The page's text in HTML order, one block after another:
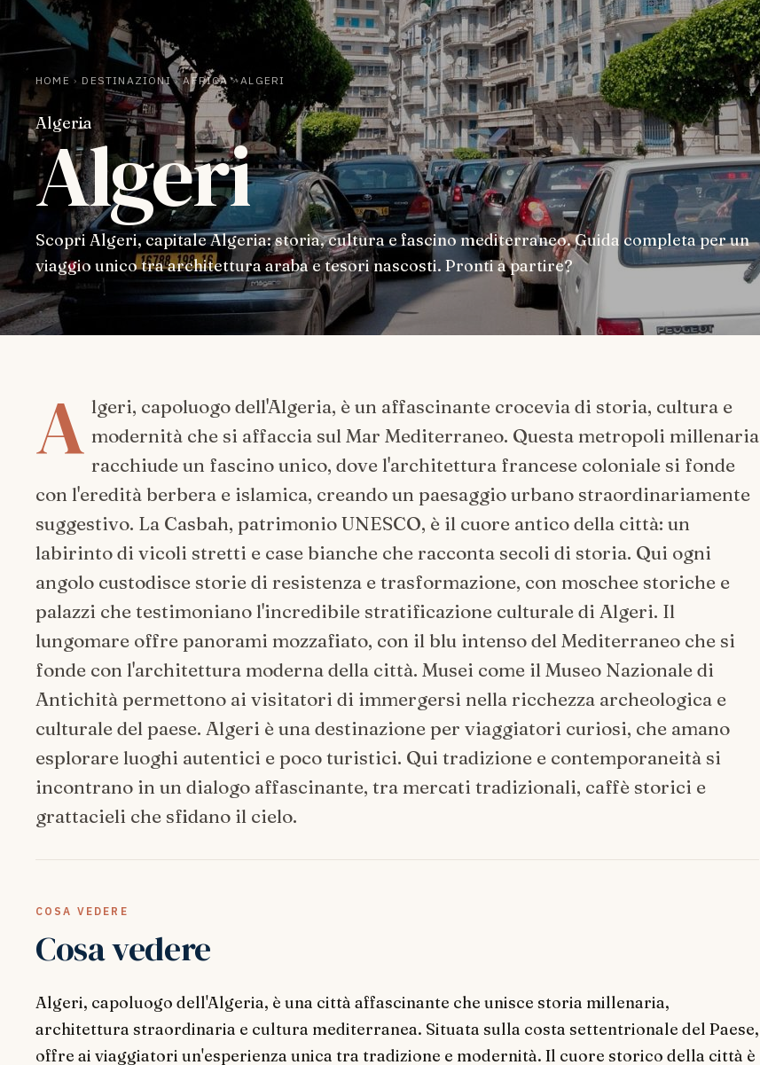
HOME › DESTINAZIONI › AFRICA › ALGERI
Algeria
Algeri
Scopri Algeri, capitale Algeria: storia, cultura e fascino mediterraneo. Guida completa per un
viaggio unico tra architettura araba e tesori nascosti. Pronti a partire?
A lgeri, capoluogo dell'Algeria, è un affascinante crocevia di storia, cultura e
modernità che si affaccia sul Mar Mediterraneo. Questa metropoli millenaria
racchiude un fascino unico, dove l'architettura francese coloniale si fonde
con l'eredità berbera e islamica, creando un paesaggio urbano straordinariamente
suggestivo. La Casbah, patrimonio UNESCO, è il cuore antico della città: un
labirinto di vicoli stretti e case bianche che racconta secoli di storia. Qui ogni
angolo custodisce storie di resistenza e trasformazione, con moschee storiche e
palazzi che testimoniano l'incredibile stratificazione culturale di Algeri. Il
lungomare offre panorami mozzafiato, con il blu intenso del Mediterraneo che si
fonde con l'architettura moderna della città. Musei come il Museo Nazionale di
Antichità permettono ai visitatori di immergersi nella ricchezza archeologica e
culturale del paese. Algeri è una destinazione per viaggiatori curiosi, che amano
esplorare luoghi autentici e poco turistici. Qui tradizione e contemporaneità si
incontrano in un dialogo affascinante, tra mercati tradizionali, caffè storici e
grattacieli che sfidano il cielo.
COSA VEDERE
Cosa vedere
Algeri, capoluogo dell'Algeria, è una città affascinante che unisce storia millenaria,
architettura straordinaria e cultura mediterranea. Situata sulla costa settentrionale del Paese,
offre ai viaggiatori un'esperienza unica tra tradizione e modernità. Il cuore storico della città è